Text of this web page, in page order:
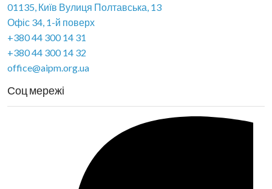
01135, Київ Вулиця Полтавська, 13
Офіс 34, 1-й поверх
+380 44 300 14 31
+380 44 300 14 32
office@aipm.org.ua
Соц мережі